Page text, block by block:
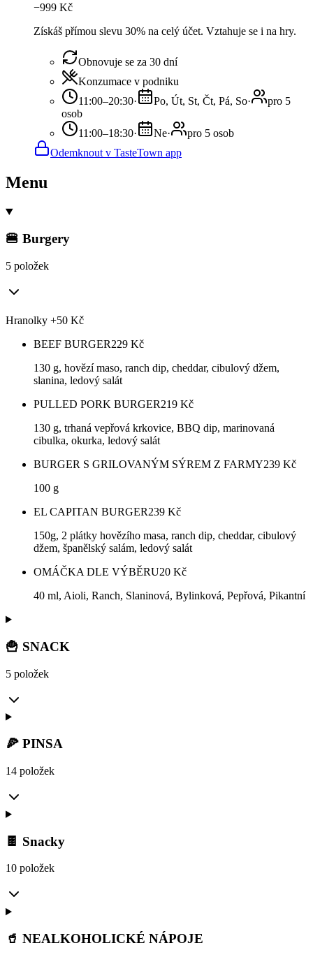
−999 Kč
Získáš přímou slevu 30% na celý účet. Vztahuje se i na hry.
Obnovuje se za 30 dní
Konzumace v podniku
11:00–20:30· Po, Út, St, Čt, Pá, So·
pro 5
osob
11:00–18:30· Ne·
pro 5 osob
Odemknout v TasteTown app
Menu
🍔 Burgery
5 položek
Hranolky +50 Kč
BEEF BURGER229 Kč
130 g, hovězí maso, ranch dip, cheddar, cibulový džem,
slanina, ledový salát
PULLED PORK BURGER219 Kč
130 g, trhaná vepřová krkovice, BBQ dip, marinovaná
cibulka, okurka, ledový salát
BURGER S GRILOVANÝM SÝREM Z FARMY239 Kč
100 g
EL CAPITAN BURGER239 Kč
150g, 2 plátky hovězího masa, ranch dip, cheddar, cibulový
džem, španělský salám, ledový salát
OMÁČKA DLE VÝBĚRU20 Kč
40 ml, Aioli, Ranch, Slaninová, Bylinková, Pepřová, Pikantní
🍟 SNACK
5 položek
🍕 PINSA
14 položek
🍫 Snacky
10 položek
🥤 NEALKOHOLICKÉ NÁPOJE